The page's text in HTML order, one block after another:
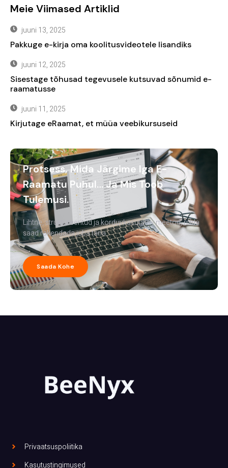
Meie Viimased Artiklid
juuni 13, 2025
Pakkuge e-kirja oma koolitusvideotele lisandiks
juuni 12, 2025
Sisestage tõhusad tegevusele kutsuvad sõnumid e-
raamatusse
juuni 11, 2025
Kirjutage eRaamat, et müüa veebikursuseid
Protsess, Mida Järgime Iga E-
Raamatu Puhul… Ja Mis Toob
Tulemusi.
Lihtne, struktureeritud ja korduvkasutatav meetod, mida
saad rakendada juba täna.
Saada Kohe
Privaatsuspoliitika
Kasutustingimused